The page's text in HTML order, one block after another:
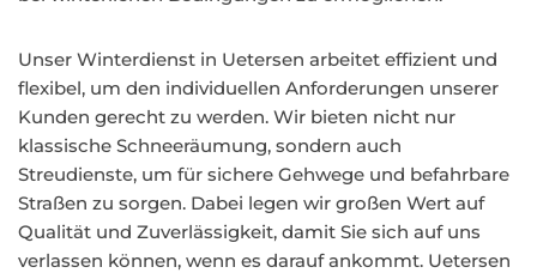
Unser Winterdienst in Uetersen arbeitet effizient und
flexibel, um den individuellen Anforderungen unserer
Kunden gerecht zu werden. Wir bieten nicht nur
klassische Schneeräumung, sondern auch
Streudienste, um für sichere Gehwege und befahrbare
Straßen zu sorgen. Dabei legen wir großen Wert auf
Qualität und Zuverlässigkeit, damit Sie sich auf uns
verlassen können, wenn es darauf ankommt. Uetersen